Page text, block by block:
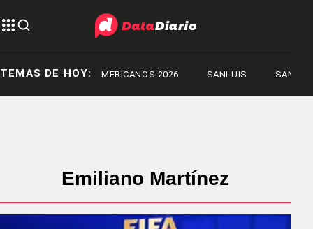
TEMAS DE HOY:
JUEGOS SURAMERICANOS 2026 SANLUIS SANLUIS
Emiliano Martínez